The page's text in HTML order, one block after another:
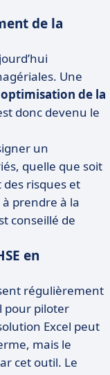
de la
Une
optimisation de la
donc devenu le
un
quelle que soit
risques et
prendre à la
conseillé de
en
régulièrement
pour piloter
Excel peut
mais le
cet outil. Le